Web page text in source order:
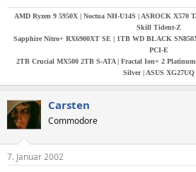
AMD Ryzen 9 5950X | Noctua NH-U14S | ASROCK X570
Skill Tident-Z
Sapphire Nitro+ RX6900XT SE | 1TB WD BLACK
PCI-E
2TB Crucial MX500 2TB S-ATA | Fractal Ion+ 2
Silver | ASUS XG27UQ
Carsten
Commodore
7. Januar 2002